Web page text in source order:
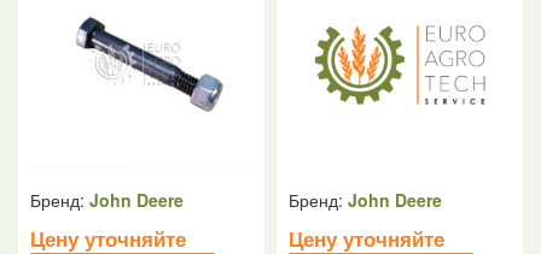
Бренд: John Deere
Цену уточняйте
Бренд: John Deere
Цену уточняйте